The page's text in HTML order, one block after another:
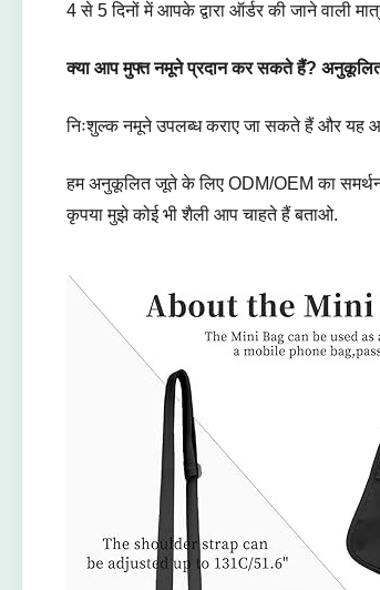
4 से 5 दिनों में आपके द्वारा ऑर्डर की जाने वाली
क्या आप मुफ्त नमूने प्रदान कर सकते हैं? अनुकूलित
निःशुल्क नमूने उपलब्ध कराए जा सकते हैं और यह
हम अनुकूलित जूते के लिए ODM/OEM का समर्थन
कृपया मुझे कोई भी शैली आप चाहते हैं बताओ.